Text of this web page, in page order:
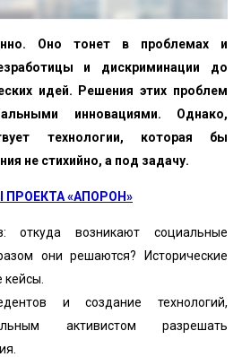
Оно тонет в проблемах и
и дискриминации до
идей. Решения этих проблем
инновациями. Однако,
технологии, которая бы
не стихийно, а под задачу.
«АПОРОН»
откуда возникают социальные
они решаются? Исторические
и создание технологий,
активистом разрешать